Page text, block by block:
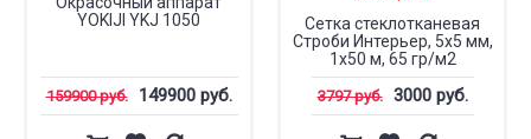
YOKIJI YKJ 1050
159900 руб. 149900 руб.
Сетка стеклотканевая
Строби Интерьер, 5x5 мм,
1x50 м, 65 гр/м2
3797 руб. 3000 руб.